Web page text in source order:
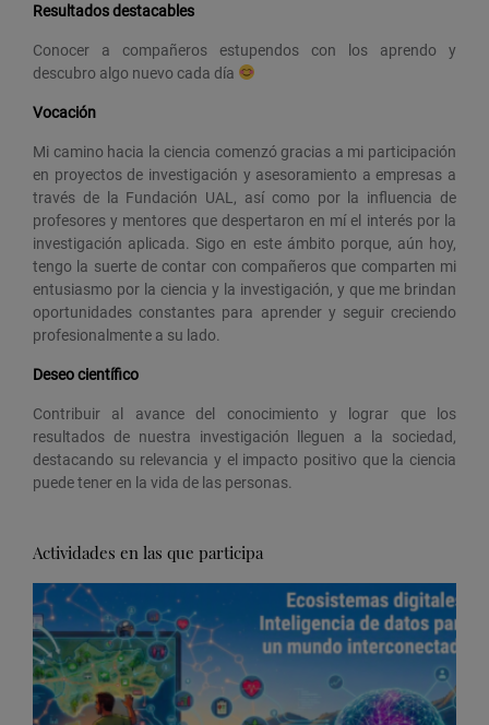
Resultados destacables
Conocer a compañeros estupendos con los aprendo y
descubro algo nuevo cada día
Vocación
Mi camino hacia la ciencia comenzó gracias a mi participación
en proyectos de investigación y asesoramiento a empresas a
través de la Fundación UAL, así como por la influencia de
profesores y mentores que despertaron en mí el interés por la
investigación aplicada. Sigo en este ámbito porque, aún hoy,
tengo la suerte de contar con compañeros que comparten mi
entusiasmo por la ciencia y la investigación, y que me brindan
oportunidades constantes para aprender y seguir creciendo
profesionalmente a su lado.
Deseo científico
Contribuir al avance del conocimiento y lograr que los
resultados de nuestra investigación lleguen a la sociedad,
destacando su relevancia y el impacto positivo que la ciencia
puede tener en la vida de las personas.
Actividades en las que participa